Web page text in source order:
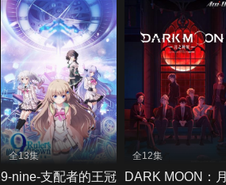
全13集
9-nine-支配者的王冠
全12集
DARK MOON：月